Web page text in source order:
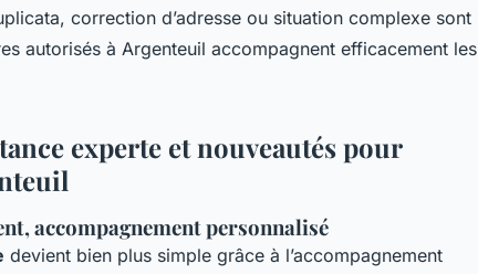
correction d’adresse ou situation complexe sont
autorisés à Argenteuil accompagnent efficacement les
experte et nouveautés pour
accompagnement personnalisé
devient bien plus simple grâce à l’accompagnement